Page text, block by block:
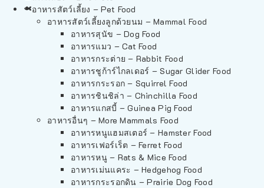
อาหารสัตว์เลี้ยง – Pet Food
อาหารสัตว์เลี้ยงลูกด้วยนม – Mammal Food
อาหารสุนัข – Dog Food
อาหารแมว – Cat Food
อาหารกระต่าย – Rabbit Food
อาหารชูก้าร์ไกลเดอร์ – Sugar Glider Food
อาหารกระรอก – Squirrel Food
อาหารชินชิล่า – Chinchilla Food
อาหารแกสบี้ – Guinea Pig Food
อาหารอื่นๆ – More Mammals Food
อาหารหนูแฮมสเตอร์ – Hamster Food
อาหารเฟอร์เร็ต – Ferret Food
อาหารหนู – Rats & Mice Food
อาหารเม่นแคระ – Hedgehog Food
อาหารกระรอกดิน – Prairie Dog Food